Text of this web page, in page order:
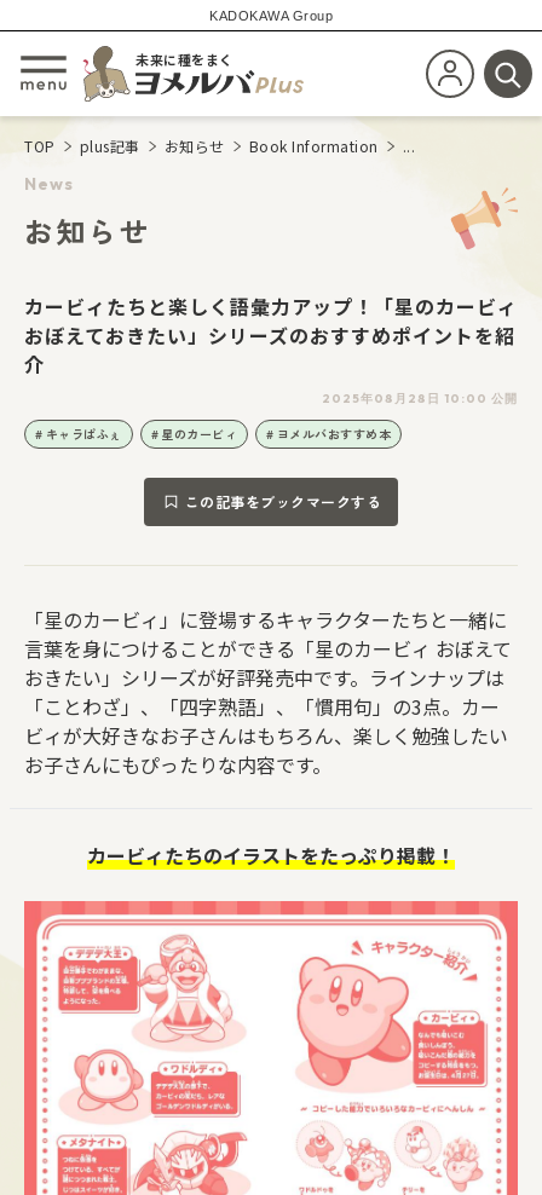
KADOKAWA Group
メニューを開閉する
未来に種をまく
新規会員登
検
TOP plus記事 お知らせ Book Information ...
News
お知らせ
カービィたちと楽しく語彙力アップ！「星のカービィ
おぼえておきたい」シリーズのおすすめポイントを紹
介
2025年08月28日 10:00 公開
キャラぱふぇ 星のカービィ ヨメルバおすすめ本
この記事をブックマークする
「星のカービィ」に登場するキャラクターたちと一緒に
言葉を身につけることができる「星のカービィ おぼえて
おきたい」シリーズが好評発売中です。ラインナップは
「ことわざ」、「四字熟語」、「慣用句」の3点。カー
ビィが大好きなお子さんはもちろん、楽しく勉強したい
お子さんにもぴったりな内容です。
カービィたちのイラストをたっぷり掲載！